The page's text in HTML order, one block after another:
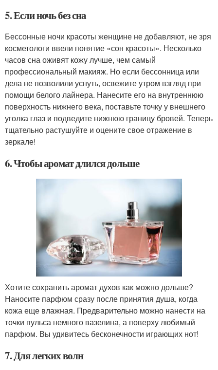
5. Если ночь без сна
Бессонные ночи красоты женщине не добавляют, не зря
косметологи ввели понятие «сон красоты». Несколько
часов сна оживят кожу лучше, чем самый
профессиональный макияж. Но если бессонница или
дела не позволили уснуть, освежите утром взгляд при
помощи белого лайнера. Нанесите его на внутреннюю
поверхность нижнего века, поставьте точку у внешнего
уголка глаз и подведите нижнюю границу бровей. Теперь
тщательно растушуйте и оцените свое отражение в
зеркале!
6. Чтобы аромат длился дольше
Хотите сохранить аромат духов как можно дольше?
Наносите парфюм сразу после принятия душа, когда
кожа еще влажная. Предварительно можно нанести на
точки пульса немного вазелина, а поверху любимый
парфюм. Вы удивитесь бесконечности играющих нот!
7. Для легких волн